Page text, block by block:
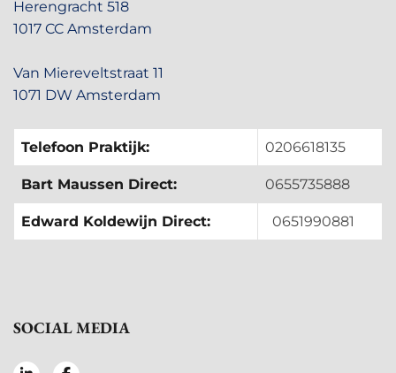
Herengracht 518
1017 CC Amsterdam
Van Miereveltstraat 11
1071 DW Amsterdam
Telefoon Praktijk: 0206618135
Bart Maussen Direct: 0655735888
Edward Koldewijn Direct: 0651990881
SOCIAL MEDIA